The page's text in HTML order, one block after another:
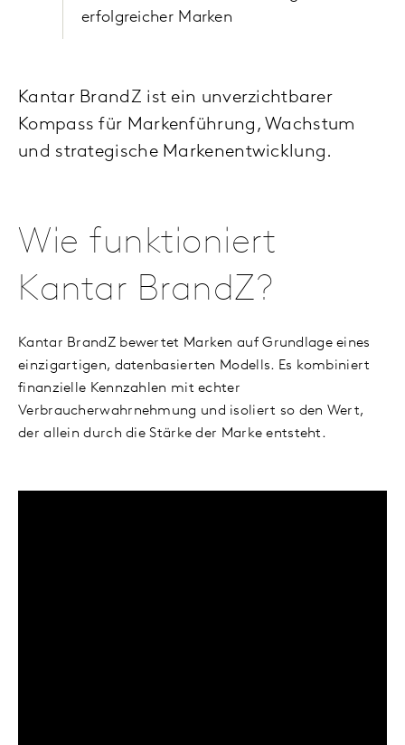
erfolgreicher Marken
Kantar BrandZ ist ein unverzichtbarer
Kompass für Markenführung, Wachstum
und strategische Markenentwicklung.
Wie funktioniert
Kantar BrandZ?
Kantar BrandZ bewertet Marken auf Grundlage eines
einzigartigen, datenbasierten Modells. Es kombiniert
finanzielle Kennzahlen mit echter
Verbraucherwahrnehmung und isoliert so den Wert,
der allein durch die Stärke der Marke entsteht.